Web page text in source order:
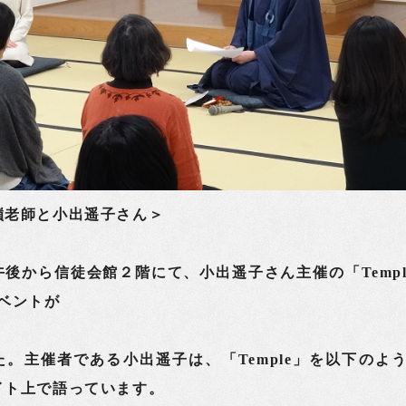
師と小出遥子さん＞
から信徒会館２階にて、小出遥子さん主催の「
ントが
。主催者である小出遥子は、「Temple」を以下のよ
上で語っています。